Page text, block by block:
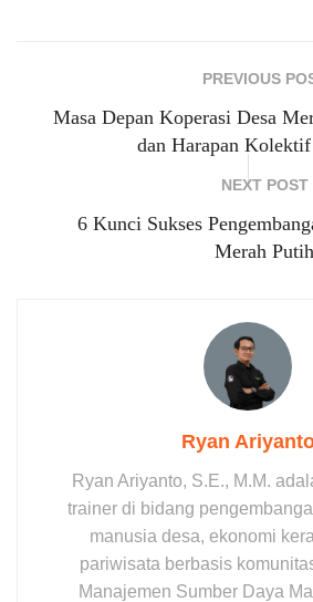
PREVIOUS
Masa Depan Koperasi Desa
dan Harapan
NEXT POST
6 Kunci Sukses
Merah Putih
Ryan
Ryan Ariyanto, S.E., M.M.
trainer di bidang
manusia desa, ekonomi
pariwisata berbasis
Manajemen Sumber Daya